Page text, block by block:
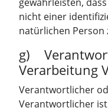
nicht einer
natürlichen Person
g)
Verarbeitung
Verantwortlicher
Verantwortlicher